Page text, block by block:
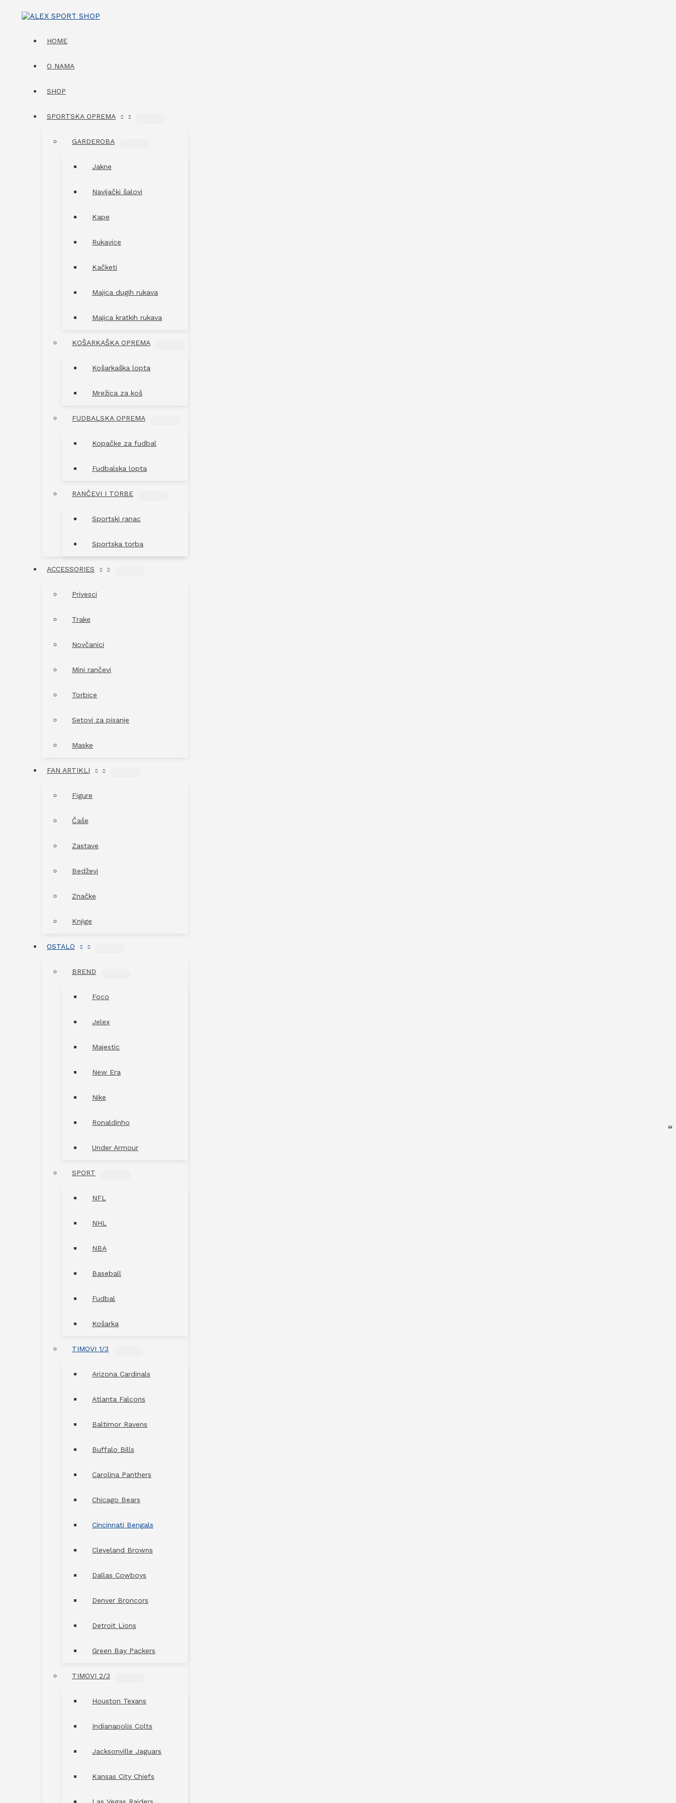
HOME
O NAMA
SHOP
SPORTSKA OPREMA
GARDEROBA
Jakne
Navijački šalovi
Kape
Rukavice
Kačketi
Majica dugih rukava
Majica kratkih rukava
KOŠARKAŠKA OPREMA
Košarkaška lopta
Mrežica za koš
FUDBALSKA OPREMA
Kopačke za fudbal
Fudbalska lopta
RANČEVI I TORBE
Sportski ranac
Sportska torba
ACCESSORIES
Privesci
Trake
Novčanici
Mini rančevi
Torbice
Setovi za pisanje
Maske
FAN ARTIKLI
Figure
Čaše
Zastave
Bedževi
Značke
Knjige
OSTALO
BREND
Foco
Jelex
Majestic
New Era
Nike
Ronaldinho
Under Armour
SPORT
NFL
NHL
NBA
Baseball
Fudbal
Košarka
TIMOVI 1/3
Arizona Cardinals
Atlanta Falcons
Baltimor Ravens
Buffalo Bills
Carolina Panthers
Chicago Bears
Cincinnati Bengals
Cleveland Browns
Dallas Cowboys
Denver Broncors
Detroit Lions
Green Bay Packers
TIMOVI 2/3
Houston Texans
Indianapolis Colts
Jacksonville Jaguars
Kansas City Chiefs